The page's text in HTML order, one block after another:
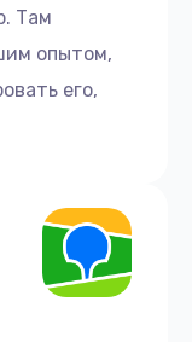
Там
опытом,
его,